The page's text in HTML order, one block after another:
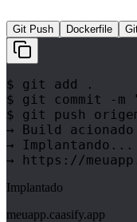
Git Push Dockerfile
$ git add .
$ git commit -m
$ git push
→ Build acionado
→ Implantando...
→ https://
Implantado
meuapp.caasify.app